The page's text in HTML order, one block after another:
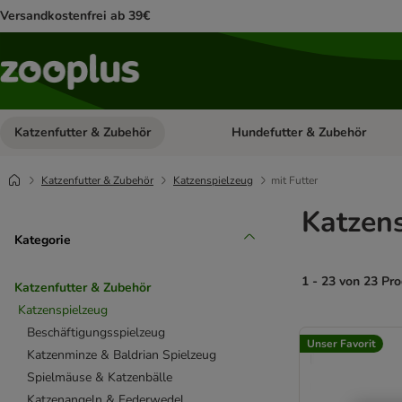
Versandkostenfrei ab 39€
Katzenfutter & Zubehör Kategorie-Menü öffnen:
Hundefutter & Zubehör
Katzenfutter & Zubehör Katzenspielzeug mit Futter
Kategorie
Katzenfutter & Zubehör
Katzenspielzeug
Beschäftigungsspielzeug
Katzenminze & Baldrian Spielzeug
Spielmäuse & Katzenbälle
1 - 23 von 23
Unser Favorit